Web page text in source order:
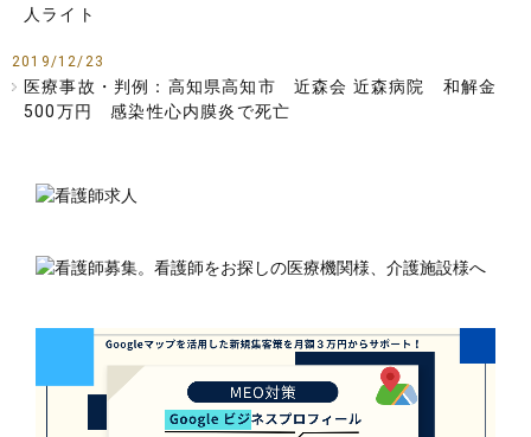
人ライト
2019/12/23
医療事故・判例：高知県高知市 近森会 近森病院 和解金
500万円 感染性心内膜炎で死亡